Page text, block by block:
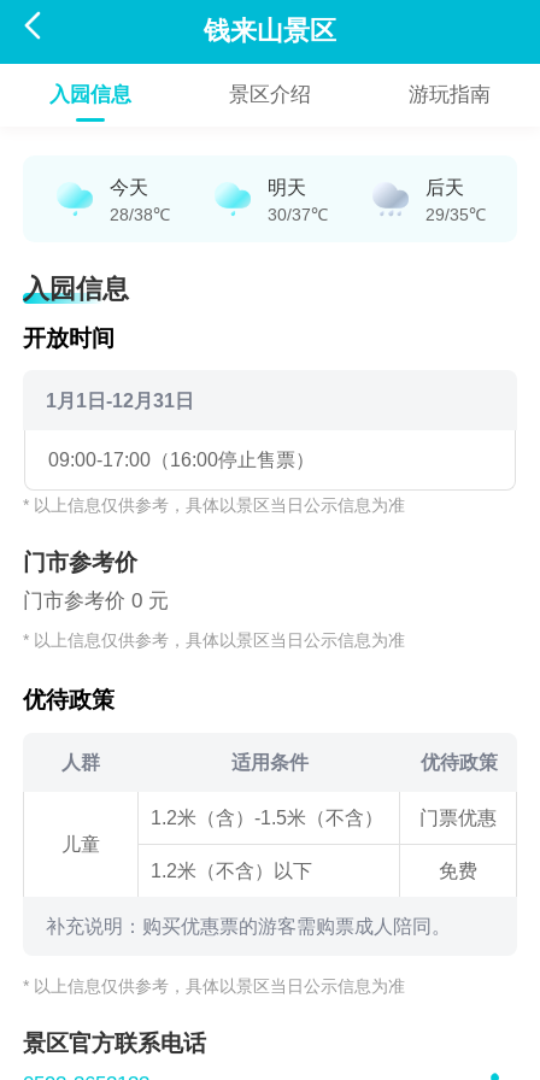
 钱来山景区
入园信息 景区介绍 游玩指南
今天
28/38℃
明天
30/37℃
后天
29/35℃
入园信息
开放时间
1月1日-12月31日
09:00-17:00（16:00停止售票）
* 以上信息仅供参考，具体以景区当日公示信息为准
门市参考价
门市参考价 0 元
* 以上信息仅供参考，具体以景区当日公示信息为准
优待政策
人群 适用条件 优待政策
儿童
1.2米（含）-1.5米（不含） 门票优惠
1.2米（不含）以下 免费
补充说明：购买优惠票的游客需购票成人陪同。
* 以上信息仅供参考，具体以景区当日公示信息为准
景区官方联系电话